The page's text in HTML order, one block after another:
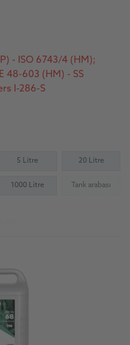
- ISO 6743/4 (HM);
48-603 (HM) - SS
I-286-S
5 Litre 20 Litre
1000 Litre Tank arabası
(Not